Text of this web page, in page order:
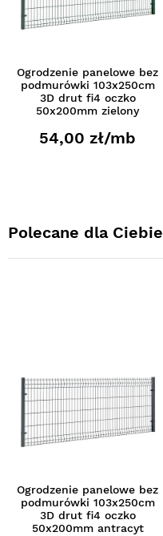
Ogrodzenie panelowe bez
podmurówki 103x250cm
3D drut fi4 oczko
50x200mm zielony
54,00 zł/mb
Polecane dla Ciebie
Ogrodzenie panelowe bez
podmurówki 103x250cm
3D drut fi4 oczko
50x200mm antracyt